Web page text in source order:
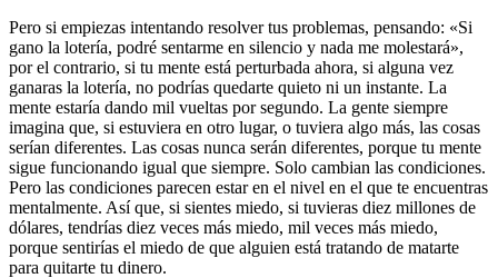
Pero si empiezas intentando resolver tus problemas, pensando: «Si
gano la lotería, podré sentarme en silencio y nada me molestará»,
por el contrario, si tu mente está perturbada ahora, si alguna vez
ganaras la lotería, no podrías quedarte quieto ni un instante. La
mente estaría dando mil vueltas por segundo. La gente siempre
imagina que, si estuviera en otro lugar, o tuviera algo más, las cosas
serían diferentes. Las cosas nunca serán diferentes, porque tu mente
sigue funcionando igual que siempre. Solo cambian las condiciones.
Pero las condiciones parecen estar en el nivel en el que te encuentras
mentalmente. Así que, si sientes miedo, si tuvieras diez millones de
dólares, tendrías diez veces más miedo, mil veces más miedo,
porque sentirías el miedo de que alguien está tratando de matarte
para quitarte tu dinero.